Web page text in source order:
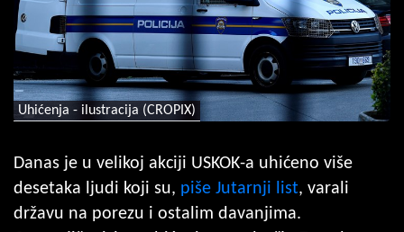
Uhićenja - ilustracija (CROPIX)
Danas je u velikoj akciji USKOK-a uhićeno više
desetaka ljudi koji su, piše Jutarnji list, varali
državu na porezu i ostalim davanjima.